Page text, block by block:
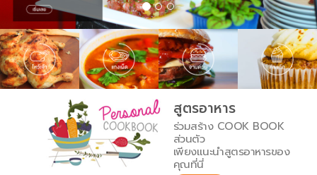
Top Foodie
สารพันก้นครัว
เคล็ดลับน่ารู้
เปรียบเทียบหน่วยการตวง
เปรียบเทียบอุณหภูมิ
เปรียบเทียบน้ำหนักวัตถุดิบ
FoodPedia
สร้าง Cookbook
สูตรอาหาร
ร่วมสร้าง COOK BOOK
ส่วนตัว
เพียงแนะนำสูตรอาหารของ
คุณที่นี่